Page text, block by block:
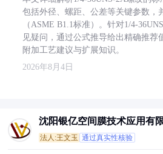
包括外径、螺距、公差等关键参数，
（ASME B1.1标准）。针对1/4-
见疑问，通过公式推导给出精确推荐
附加工艺建议与扩展知识。
2026年8月4日
沈阳银亿空间膜技术应用有
法人:王文玉 通过真实性核验